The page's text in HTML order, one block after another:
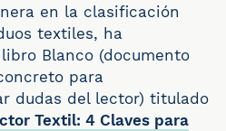
en la clasificación
textiles, ha
Blanco (documento
para
dudas del lector) titulado
Textil: 4 Claves para